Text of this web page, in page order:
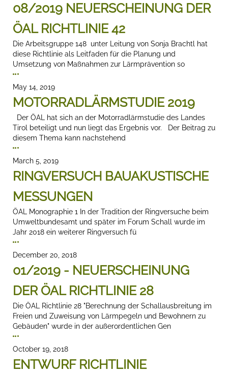
08/2019 NEUERSCHEINUNG DER
ÖAL RICHTLINIE 42
Die Arbeitsgruppe 148 unter Leitung von Sonja Brachtl hat
diese Richtlinie als Leitfaden für die Planung und
Umsetzung von Maßnahmen zur Lärmprävention so
May 14, 2019
MOTORRADLÄRMSTUDIE 2019
Der ÖAL hat sich an der Motorradlärmstudie des Landes
Tirol beteiligt und nun liegt das Ergebnis vor. Der Beitrag zu
diesem Thema kann nachstehend
March 5, 2019
RINGVERSUCH BAUAKUSTISCHE
MESSUNGEN
ÖAL Monographie 1 In der Tradition der Ringversuche beim
Umweltbundesamt und später im Forum Schall wurde im
Jahr 2018 ein weiterer Ringversuch fü
December 20, 2018
01/2019 - NEUERSCHEINUNG
DER ÖAL RICHTLINIE 28
Die ÖAL Richtlinie 28 "Berechnung der Schallausbreitung im
Freien und Zuweisung von Lärmpegeln und Bewohnern zu
Gebäuden" wurde in der außerordentlichen Gen
October 19, 2018
ENTWURF RICHTLINIE